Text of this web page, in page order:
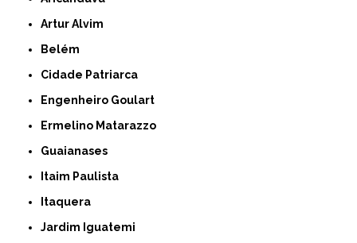
Artur Alvim
Belém
Cidade Patriarca
Engenheiro Goulart
Ermelino Matarazzo
Guaianases
Itaim Paulista
Itaquera
Jardim Iguatemi